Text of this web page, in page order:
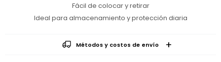
Fácil de colocar y retirar
Ideal para almacenamiento y protección diaria
Métodos y costos de envío